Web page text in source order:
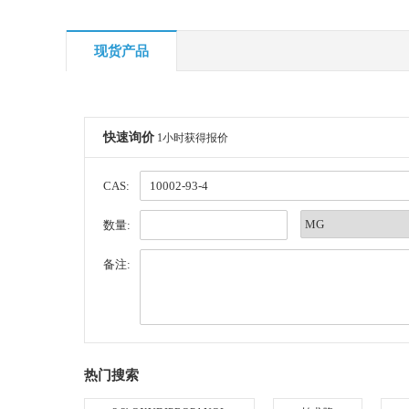
现货产品
快速询价 1小时获得报价
CAS:
数量:
备注:
热门搜索